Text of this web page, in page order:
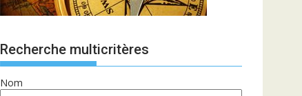
Recherche multicritères
Nom